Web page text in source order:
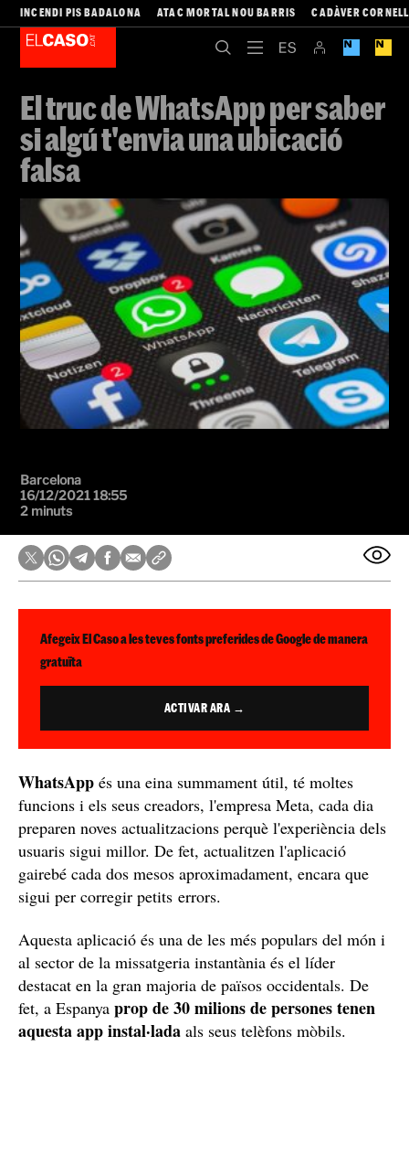
INCENDI PIS BADALONA ATAC MORTAL NOU BARRIS CADÀVER
El truc de WhatsApp per saber
si algú t'envia una ubicació
falsa
Barcelona
16/12/2021 18:55
2 minuts
Afegeix El Caso a les teves fonts preferides de Google de manera
gratuïta
ACTIVAR ARA →
WhatsApp és una eina summament útil, té moltes
funcions i els seus creadors, l'empresa Meta, cada dia
preparen noves actualitzacions perquè l'experiència dels
usuaris sigui millor. De fet, actualitzen l'aplicació
gairebé cada dos mesos aproximadament, encara que
sigui per corregir petits errors.
Aquesta aplicació és una de les més populars del món i
al sector de la missatgeria instantània és el líder
destacat en la gran majoria de països occidentals. De
fet, a Espanya prop de 30 milions de persones tenen
aquesta app instal·lada als seus telèfons mòbils.